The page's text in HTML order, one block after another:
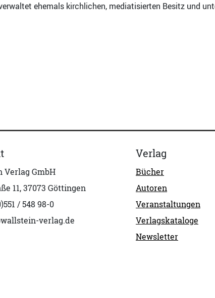
ehemals kirchlichen, mediatisierten Besitz und
Verlag GmbH
11, 37073 Göttingen
/ 548 98-0
verlag.de
Verlag
Bücher
Autoren
Veranstaltungen
Verlagskataloge
Newsletter